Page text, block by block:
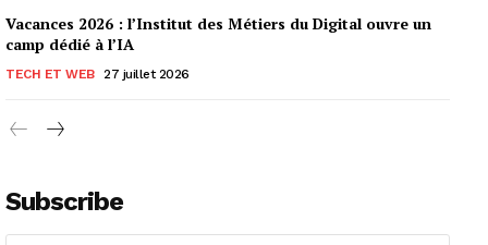
Vacances 2026 : l’Institut des Métiers du Digital ouvre un
camp dédié à l’IA
TECH ET WEB 27 juillet 2026
Subscribe